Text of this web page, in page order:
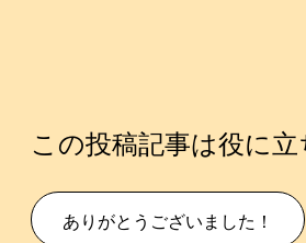
この投稿記事は役に
ありがとうございました！